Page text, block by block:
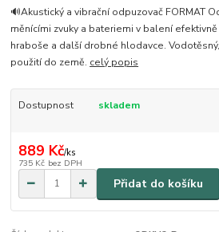
🔊Akustický a vibrační odpuzovač FORMAT
měnícími zvuky a bateriemi v balení efektivně
hraboše a další drobné hlodavce.
použití do země. celý popis
Dostupnost skladem
889 Kč/ks
735 Kč bez DPH
Přidat do košíku